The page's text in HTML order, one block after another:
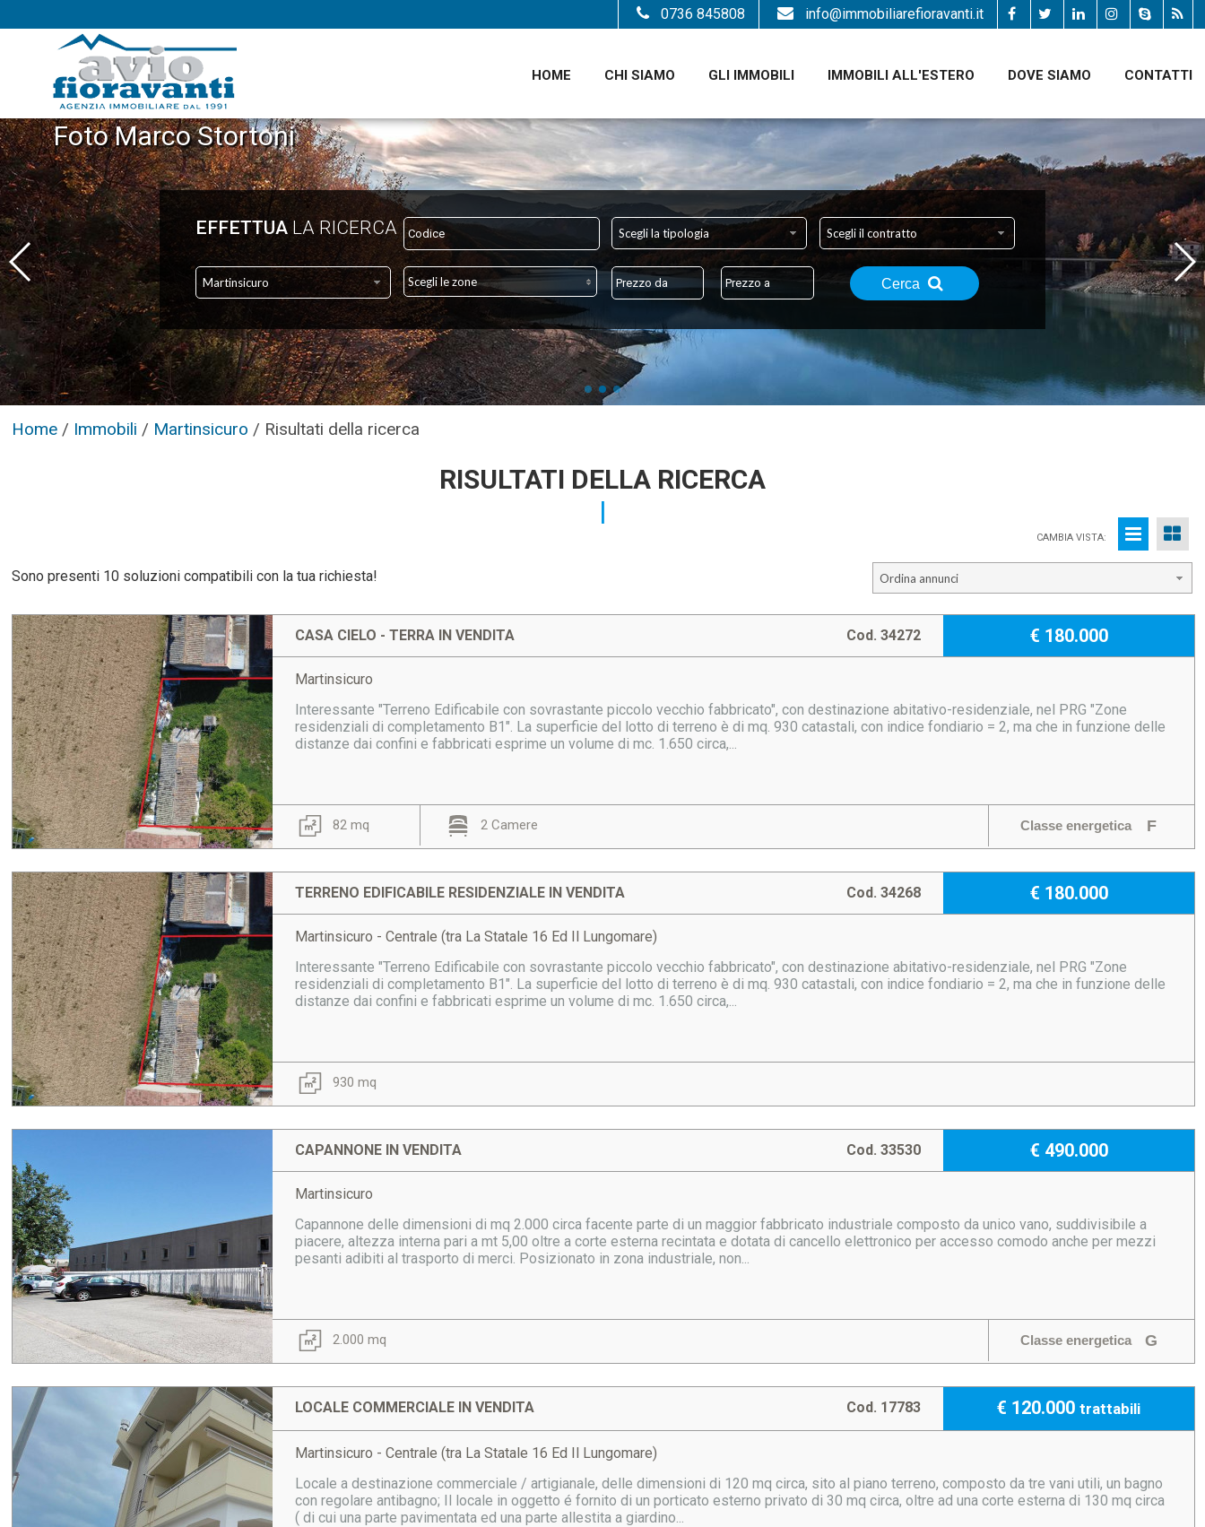
HOME CHI SIAMO GLI IMMOBILI IMMOBILI ALL'ESTERO DOVE SIAMO CONTATTI
info@immobiliarefioravanti.it
0736 845808
Foto Marco Stortoni
EFFETTUALA RICERCA Scegli la tipologia Scegli il contratto
Martinsicuro Scegli le zone Cerca
Home / Immobili / Martinsicuro / Risultati della ricerca
RISULTATI DELLA RICERCA
CAMBIA VISTA:
Sono presenti 10 soluzioni compatibili con la tua richiesta! Ordina annunci
CASA CIELO - TERRA IN VENDITA € 180.000
Cod. 34272
Martinsicuro
Interessante "Terreno Edificabile con sovrastante piccolo vecchio fabbricato", con destinazione abitativo-residenziale, nel PRG "Zone
residenziali di completamento B1". La superficie del lotto di terreno è di mq. 930 catastali, con indice fondiario = 2, ma che in funzione delle
distanze dai confini e fabbricati esprime un volume di mc. 1.650 circa,...
82 mq 2 Camere Classe energetica F
TERRENO EDIFICABILE RESIDENZIALE IN VENDITA € 180.000
Cod. 34268
Martinsicuro - Centrale (tra La Statale 16 Ed Il Lungomare)
Interessante "Terreno Edificabile con sovrastante piccolo vecchio fabbricato", con destinazione abitativo-residenziale, nel PRG "Zone
residenziali di completamento B1". La superficie del lotto di terreno è di mq. 930 catastali, con indice fondiario = 2, ma che in funzione delle
distanze dai confini e fabbricati esprime un volume di mc. 1.650 circa,...
930 mq
CAPANNONE IN VENDITA € 490.000
Cod. 33530
Martinsicuro
Capannone delle dimensioni di mq 2.000 circa facente parte di un maggior fabbricato industriale composto da unico vano, suddivisibile a
piacere, altezza interna pari a mt 5,00 oltre a corte esterna recintata e dotata di cancello elettronico per accesso comodo anche per mezzi
pesanti adibiti al trasporto di merci. Posizionato in zona industriale, non...
2.000 mq Classe energetica G
LOCALE COMMERCIALE IN VENDITA € 120.000trattabili
Cod. 17783
Martinsicuro - Centrale (tra La Statale 16 Ed Il Lungomare)
Locale a destinazione commerciale / artigianale, delle dimensioni di 120 mq circa, sito al piano terreno, composto da tre vani utili, un bagno
con regolare antibagno; Il locale in oggetto é fornito di un porticato esterno privato di 30 mq circa, oltre ad una corte esterna di 130 mq circa
( di cui una parte pavimentata ed una parte allestita a giardino...